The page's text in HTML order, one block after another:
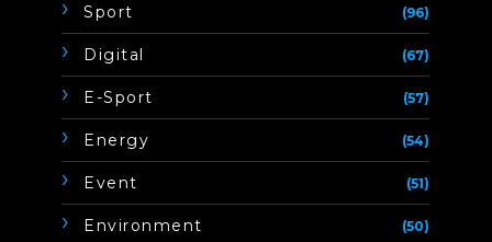
Sport (96)
Digital (67)
E-Sport (57)
Energy (54)
Event (51)
Environment (50)